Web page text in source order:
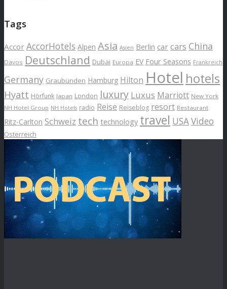
Tags
Accor AccorHotels Alpen Asia Asien Berlin car cars China
Davos Deutschland Dubai Europa EV Four Seasons Frankreich
Germany Graubünden Hamburg Hilton Hotel hotels
Hyatt Hörfunk Japan London luxury Luxus Marriott New York
NH Hotel Group NH Hotels radio Reise Reiseblog resort Restaurant
Ritz-Carlton Schweiz tech technology travel USAVideo
Österreich